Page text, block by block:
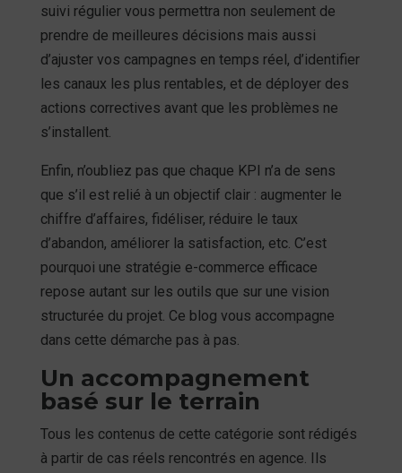
suivi régulier vous permettra non seulement de
prendre de meilleures décisions mais aussi
d’ajuster vos campagnes en temps réel, d’identifier
les canaux les plus rentables, et de déployer des
actions correctives avant que les problèmes ne
s’installent.
Enfin, n’oubliez pas que chaque KPI n’a de sens
que s’il est relié à un objectif clair : augmenter le
chiffre d’affaires, fidéliser, réduire le taux
d’abandon, améliorer la satisfaction, etc. C’est
pourquoi une stratégie e-commerce efficace
repose autant sur les outils que sur une vision
structurée du projet. Ce blog vous accompagne
dans cette démarche pas à pas.
Un accompagnement
basé sur le terrain
Tous les contenus de cette catégorie sont rédigés
à partir de cas réels rencontrés en agence. Ils